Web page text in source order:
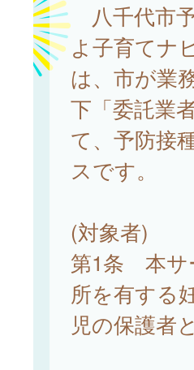
八千代市予
よ子育てナ
は、市が業
下「委託業
て、予防接
スです。
(対象者)
第1条 本サ
所を有する
児の保護者